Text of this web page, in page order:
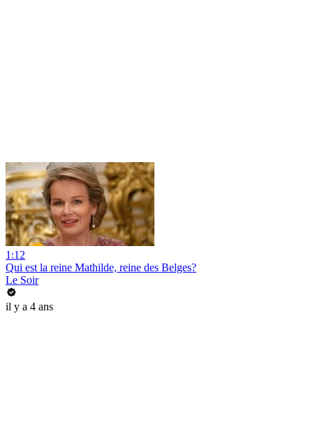
1:12
Qui est la reine Mathilde, reine des Belges?
Le Soir
il y a 4 ans